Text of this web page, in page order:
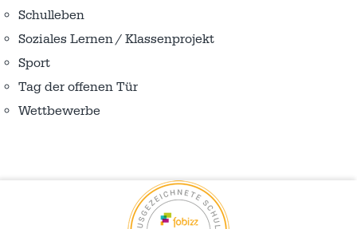
Schulleben
Soziales Lernen / Klassenprojekt
Sport
Tag der offenen Tür
Wettbewerbe